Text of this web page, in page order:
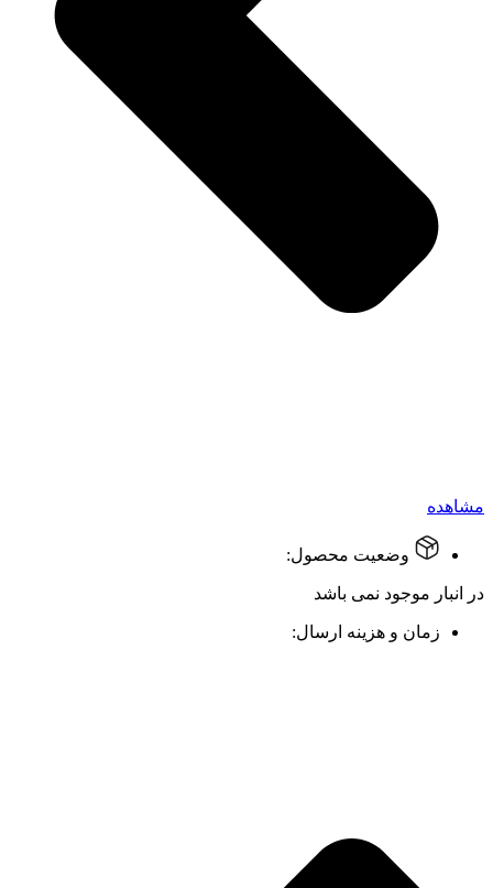
مشاهده
وضعیت محصول:
در انبار موجود نمی باشد
زمان و هزینه ارسال: